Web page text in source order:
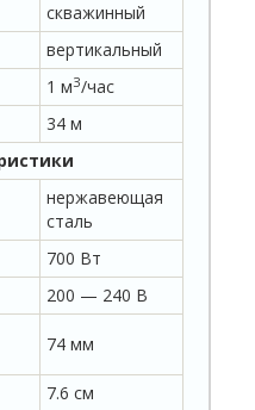
скважинный
вертикальный
1 мЗ/час
34 м
нержавеющая
сталь
700 Вт
200 — 240 В
74 мм
7.6 см